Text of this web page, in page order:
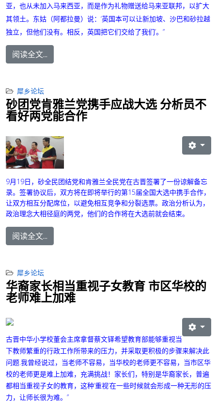
亚，也从未加入马来西亚，而是作为礼物赠送给马来亚联邦，以扩大
其领土。 东姑（阿都拉曼）说：‘英国本可以让新加坡、沙巴和砂拉越
独立，但他们没有。相反，英国把它们交给了我们’。”
阅读全文...
犀乡论坛
砂团党肯雅兰党携手应战大选 分析员不
看好两党能合作
9月19日，砂全民团结党和肯雅兰全民党在古晋签署了一份谅解备忘
录。签署协议后，双方将在即将举行的第15届全国大选中携手合作，
让双方相互分配席位，以避免相互竞争和分裂选票。 政治分析认为，
政治理念大相径庭的两党，他们的合作将在大选前就会结束。
阅读全文...
犀乡论坛
华裔家长相当重视子女教育 市区华校的
老师难上加难
古晋中华小学校董会主席拿督蔡文铎希望教育部能够重视当
下教师繁重的行政工作所带来的压力，并采取更积极的步骤来解决此
问题.我曾经说过，当老师不容易，当华校的老师更不容易，当市区华
校的老师更是难上加难，充满挑战！家长们，特别是华裔家长，普遍
都相当重视子女的教育，这种‘重视’在一些时候就会形成一种无形的压
力，让师长很为难。”